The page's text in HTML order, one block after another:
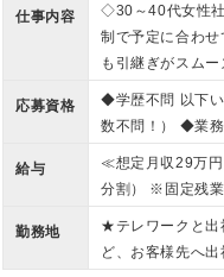
仕事内容
◇30～40代女性
制で予定に合わ
も引継ぎがスム
イムの切り替え可
応募資格
◆学歴不問 以下
数不問！） ◆業
次業務・月次決
知識を想定して
験がある方も大
を優先しながら
イベントを経て
給与
≪想定月収29万
分割） ※固定残
みます ※超過分
中の待遇に差異
★ライフイベント
勤務地
★テレワークと出
ど、お客様先へ